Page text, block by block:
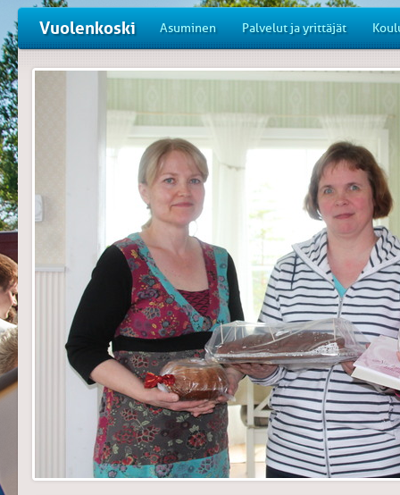
Vuolenkoski Asuminen Palvelut ja yrittäjät